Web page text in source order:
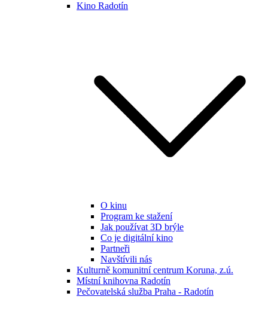
Kino Radotín
O kinu
Program ke stažení
Jak používat 3D brýle
Co je digitální kino
Partneři
Navštívili nás
Kulturně komunitní centrum Koruna, z.ú.
Místní knihovna Radotín
Pečovatelská služba Praha - Radotín